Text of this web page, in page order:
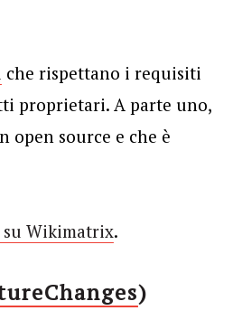
che rispettano i requisiti
proprietari. A parte uno,
source e che è
su Wikimatrix.
)